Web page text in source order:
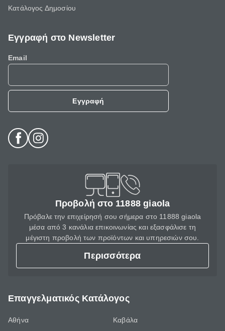
Κατάλογος Δημοσίου
Εγγραφή στο Newsletter
Email
Εγγραφή
Προβολή στο 11888 giaola
Πρόβαλε την επιχείρησή σου σήμερα στο 11888 giaola
μέσα από 3 κανάλια επικοινωνίας και εξασφάλισε τη
μέγιστη προβολή των προϊόντων και υπηρεσιών σου.
Περισσότερα
Επαγγελματικός Κατάλογος
Αθήνα
Καβάλα